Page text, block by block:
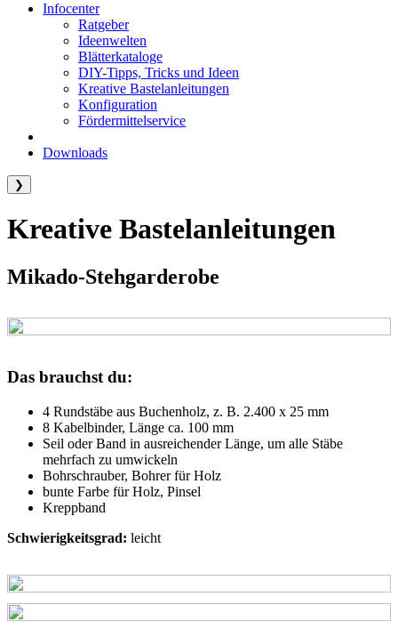
Infocenter
Ratgeber
Ideenwelten
Blätterkataloge
DIY-Tipps, Tricks und Ideen
Kreative Bastelanleitungen
Konfiguration
Fördermittelservice
Downloads
❯
Kreative Bastelanleitungen
Mikado-Stehgarderobe
Das brauchst du:
4 Rundstäbe aus Buchenholz, z. B. 2.400 x 25 mm
8 Kabelbinder, Länge ca. 100 mm
Seil oder Band in ausreichender Länge, um alle Stäbe
mehrfach zu umwickeln
Bohrschrauber, Bohrer für Holz
bunte Farbe für Holz, Pinsel
Kreppband
Schwierigkeitsgrad: leicht